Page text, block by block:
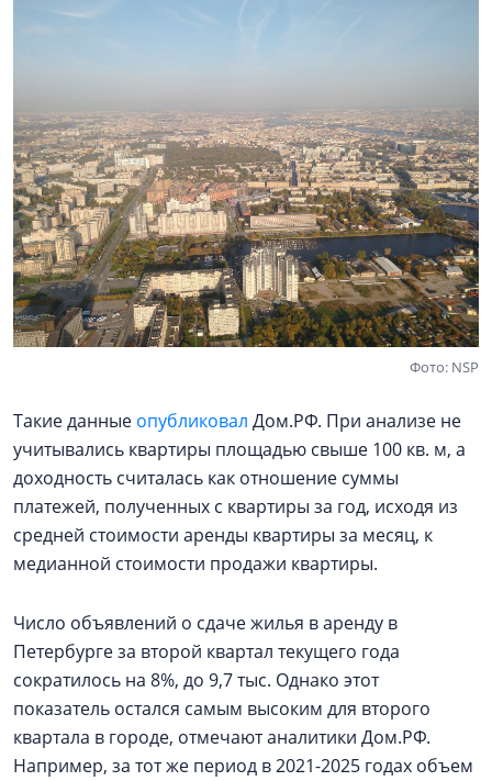
Фото: NSP
Такие данные опубликовал Дом.РФ. При анализе не
учитывались квартиры площадью свыше 100 кв. м, а
доходность считалась как отношение суммы
платежей, полученных с квартиры за год, исходя из
средней стоимости аренды квартиры за месяц, к
медианной стоимости продажи квартиры.
Число объявлений о сдаче жилья в аренду в
Петербурге за второй квартал текущего года
сократилось на 8%, до 9,7 тыс. Однако этот
показатель остался самым высоким для второго
квартала в городе, отмечают аналитики Дом.РФ.
Например, за тот же период в 2021-2025 годах объем